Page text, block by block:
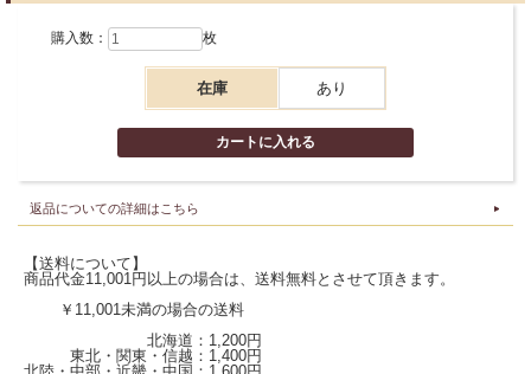
購入数： 枚
在庫 あり
返品についての詳細はこちら
【送料について】
商品代金11,001円以上の場合は、送料無料とさせて頂きます。
￥11,001未満の場合の送料
北海道：1,200円
東北・関東・信越：1,400円